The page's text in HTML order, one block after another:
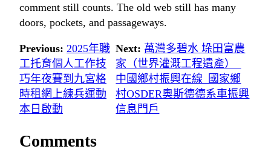
comment still counts. The old web still has many
doors, pockets, and passageways.
Previous: 2025年職
工托育個人工作技
巧年夜賽到九宮格
時租網上練兵運動
本日啟動
Next: 萬灣多碧水 垛田富農
家（世界灌溉工程遺產）_
中國鄉村振興在線_國家鄉
村OSDER奧斯德德系車振興
信息門戶
Comments